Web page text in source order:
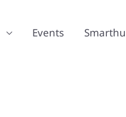
Events